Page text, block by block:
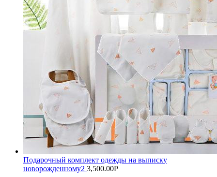
Подарочный комплект одежды на выписку
новорожденному2 3,500.00Р